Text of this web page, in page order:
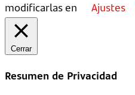
modificarlas en
Ajustes
Cerrar
Resumen de Privacidad